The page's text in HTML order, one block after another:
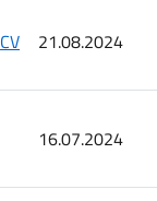
CV 21.08.2024
16.07.2024